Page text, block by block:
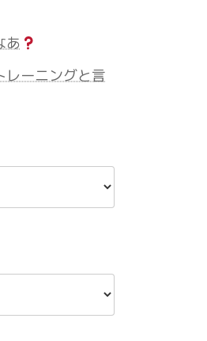
あ
レーニングと言